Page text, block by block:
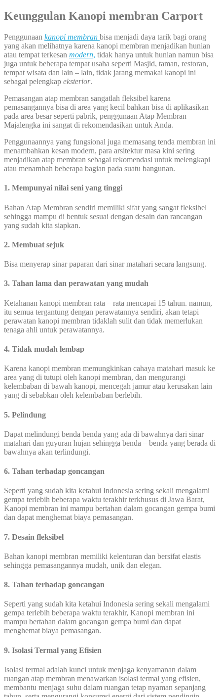
Keunggulan Kanopi membran Carport
Penggunaan kanopi membran bisa menjadi daya tarik bagi orang
yang akan melihatnya karena kanopi membran menjadikan hunian
atau tempat terkesan modern, tidak hanya untuk hunian namun bisa
juga untuk beberapa tempat usaha seperti Masjid, taman, restoran,
tempat wisata dan lain – lain, tidak jarang memakai kanopi ini
sebagai pelengkap eksterior.
Pemasangan atap membran sangatlah fleksibel karena
pemasangannya bisa di area yang kecil bahkan bisa di aplikasikan
pada area besar seperti pabrik, penggunaan Atap Membran
Majalengka ini sangat di rekomendasikan untuk Anda.
Penggunaannya yang fungsional juga memasang tenda membran ini
menambahkan kesan modern, para arsitektur masa kini sering
menjadikan atap membran sebagai rekomendasi untuk melengkapi
atau menambah beberapa bagian pada suatu bangunan.
1. Mempunyai nilai seni yang tinggi
Bahan Atap Membran sendiri memiliki sifat yang sangat fleksibel
sehingga mampu di bentuk sesuai dengan desain dan rancangan
yang sudah kita siapkan.
2. Membuat sejuk
Bisa menyerap sinar paparan dari sinar matahari secara langsung.
3. Tahan lama dan perawatan yang mudah
Ketahanan kanopi membran rata – rata mencapai 15 tahun. namun,
itu semua tergantung dengan perawatannya sendiri, akan tetapi
perawatan kanopi membran tidaklah sulit dan tidak memerlukan
tenaga ahli untuk perawatannya.
4. Tidak mudah lembap
Karena kanopi membran memungkinkan cahaya matahari masuk ke
area yang di tutupi oleh kanopi membran, dan mengurangi
kelembaban di bawah kanopi, mencegah jamur atau kerusakan lain
yang di sebabkan oleh kelembaban berlebih.
5. Pelindung
Dapat melindungi benda benda yang ada di bawahnya dari sinar
matahari dan guyuran hujan sehingga benda – benda yang berada di
bawahnya akan terlindungi.
6. Tahan terhadap goncangan
Seperti yang sudah kita ketahui Indonesia sering sekali mengalami
gempa terlebih beberapa waktu terakhir terkhusus di Jawa Barat,
Kanopi membran ini mampu bertahan dalam gocangan gempa bumi
dan dapat menghemat biaya pemasangan.
7. Desain fleksibel
Bahan kanopi membran memiliki kelenturan dan bersifat elastis
sehingga pemasangannya mudah, unik dan elegan.
8. Tahan terhadap goncangan
Seperti yang sudah kita ketahui Indonesia sering sekali mengalami
gempa terlebih beberapa waktu terakhir, Kanopi membran ini
mampu bertahan dalam gocangan gempa bumi dan dapat
menghemat biaya pemasangan.
9. Isolasi Termal yang Efisien
Isolasi termal adalah kunci untuk menjaga kenyamanan dalam
ruangan atap membran menawarkan isolasi termal yang efisien,
membantu menjaga suhu dalam ruangan tetap nyaman sepanjang